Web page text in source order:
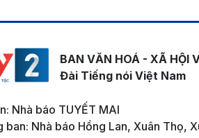
BAN VĂN HOÁ - XÃ HỘI
Đài Tiếng nói Việt Nam
Nhà báo TUYẾT MAI
ban: Nhà báo Hồng Lan, Xuân Thọ,